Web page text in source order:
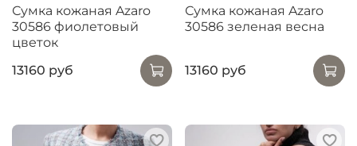
Сумка кожаная Azaro
30586 фиолетовый
цветок
13160 руб
Сумка кожаная Azaro
30586 зеленая весна
13160 руб